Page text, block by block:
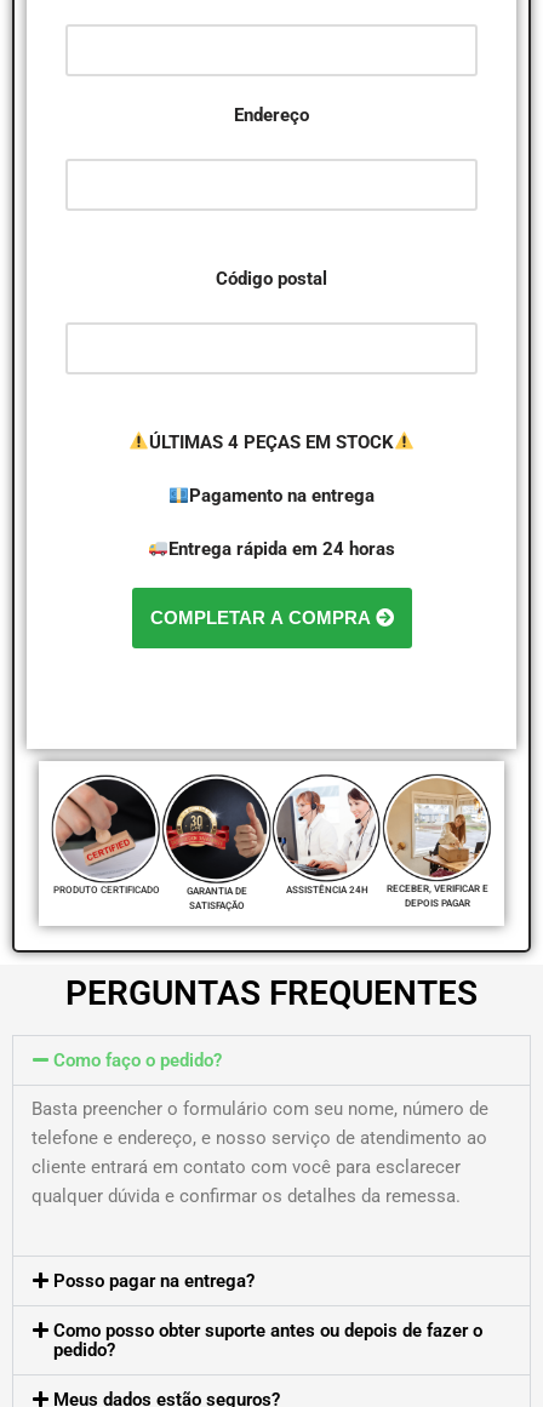
Endereço
Código postal
ÚLTIMAS 4 PEÇAS EM STOCK
Pagamento na entrega
Entrega rápida em 24 horas
COMPLETAR A COMPRA
PRODUTO CERTIFICADO
GARANTIA DE
SATISFAÇÃO
ASSISTÊNCIA 24H
RECEBER, VERIFICAR E
DEPOIS PAGAR
PERGUNTAS FREQUENTES
Como faço o pedido?
Basta preencher o formulário com seu nome, número de
telefone e endereço, e nosso serviço de atendimento ao
cliente entrará em contato com você para esclarecer
qualquer dúvida e confirmar os detalhes da remessa.
Posso pagar na entrega?
Como posso obter suporte antes ou depois de fazer o
pedido?
Meus dados estão seguros?